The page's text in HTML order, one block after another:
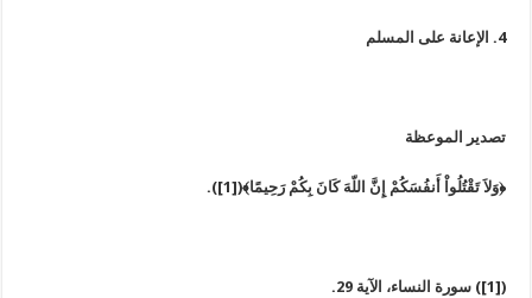
4. الإعانة على المسلم
تصدير الموعظة
﴿وَلاَ تَقْتُلُواْ أَنفُسَكُمْ إِنَّ اللّهَ كَانَ بِكُمْ رَحِيمًا﴾([1]).
([1]) سورة النساء، الآية 29.